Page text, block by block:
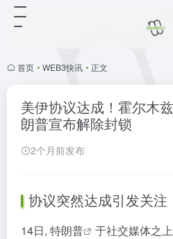
首页 • WEB3快讯 • 正文
美伊协议达成！霍尔木
朗普宣布解除封锁
2个月前发布
协议突然达成引发关注
14日, 特朗普 于社交媒体之